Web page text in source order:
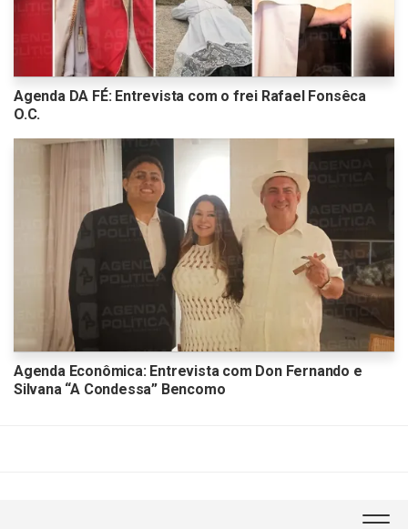
Agenda DA FÉ: Entrevista com o frei Rafael Fonsêca
O.C.
Agenda Econômica: Entrevista com Don Fernando e
Silvana “A Condessa” Bencomo